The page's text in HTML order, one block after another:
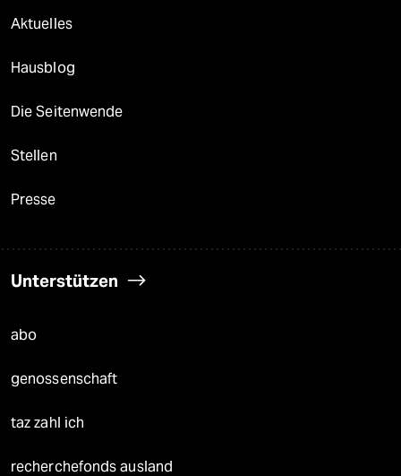
Aktuelles
Hausblog
Die Seitenwende
Stellen
Presse
Unterstützen
abo
genossenschaft
taz zahl ich
recherchefonds ausland